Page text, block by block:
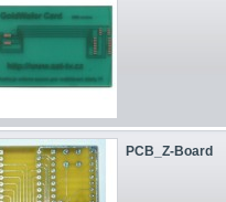
PCB_Z-Board